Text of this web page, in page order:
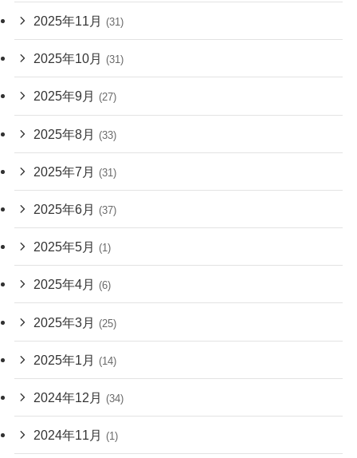
2025年11月 (31)
2025年10月 (31)
2025年9月 (27)
2025年8月 (33)
2025年7月 (31)
2025年6月 (37)
2025年5月 (1)
2025年4月 (6)
2025年3月 (25)
2025年1月 (14)
2024年12月 (34)
2024年11月 (1)